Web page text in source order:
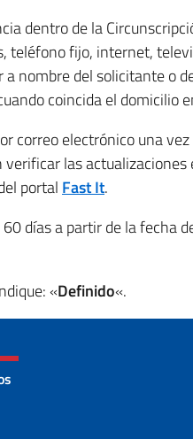
dentro de la
teléfono fijo, internet,
nombre del solicitante o
coincida el domicilio
correo electrónico una
verificar las
portal Fast It.
días a partir de la fecha
«Definido«.